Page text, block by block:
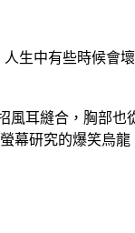
生中有些時候會
耳縫合，胸部也
幕研究的爆笑烏龍